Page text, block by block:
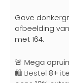
Gave
afbeelding
met 164.
🚨 Mega
🛍️ Bestel 8+